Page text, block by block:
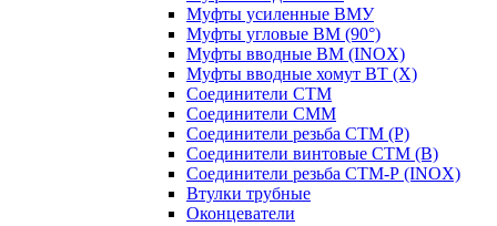
Муфты усиленные ВМУ
Муфты угловые ВМ (90°)
Муфты вводные ВМ (INOX)
Муфты вводные хомут ВТ (Х)
Соединители СТМ
Соединители СММ
Соединители резьба СТМ (Р)
Соединители винтовые СТМ (В)
Соединители резьба СТМ-Р (INOX)
Втулки трубные
Оконцеватели